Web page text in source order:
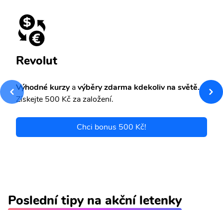
Revolut
Výhodné kurzyavýběry zdarma kdekoliv na světě.
Získejte 500 Kč za založení.
Chci bonus 500 Kč!
Poslední tipy na akční letenky